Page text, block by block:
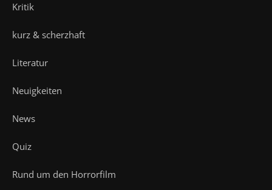
Kritik
kurz & scherzhaft
Literatur
Neuigkeiten
News
Quiz
Rund um den Horrorfilm